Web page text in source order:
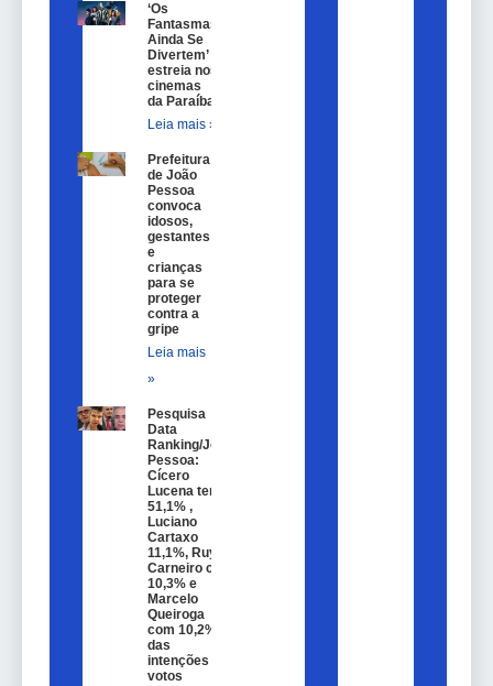
‘Os
Fantasmas
Ainda Se
Divertem’
estreia nos
cinemas
da Paraíba
Leia mais »
Prefeitura
de João
Pessoa
convoca
idosos,
gestantes
e
crianças
para se
proteger
contra a
gripe
Leia mais
»
Pesquisa
Data
Ranking/João
Pessoa:
Cícero
Lucena tem
51,1% ,
Luciano
Cartaxo
11,1%, Ruy
Carneiro com
10,3% e
Marcelo
Queiroga
com 10,2%
das
intenções de
votos